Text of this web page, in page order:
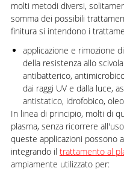
molti metodi diversi,
somma dei possibili
finitura si intendono i
applicazione e rimozione
della resistenza allo
antibatterico,
dai raggi UV e dalla luce,
antistatico, idrofobico,
In linea di principio, molti di
plasma, senza ricorrere
queste applicazioni possono
integrando il trattamento al
ampiamente utilizzato per: